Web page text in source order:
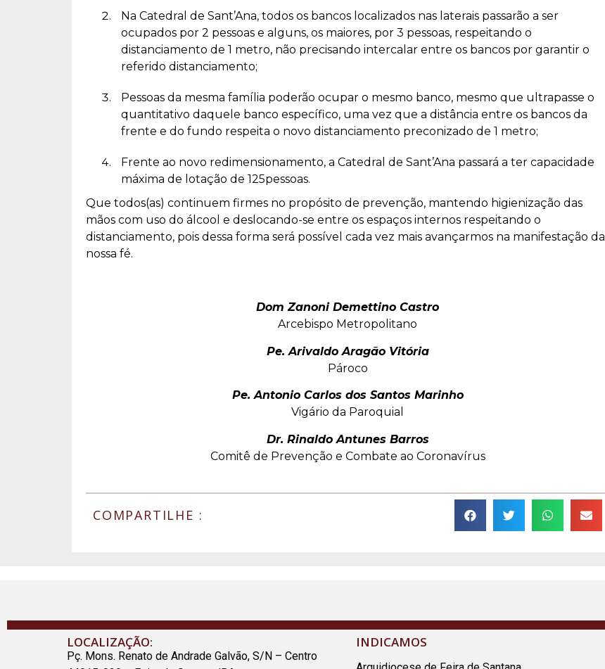
Na Catedral de Sant’Ana, todos os bancos localizados nas laterais passarão a ser
ocupados por 2 pessoas e alguns, os maiores, por 3 pessoas, respeitando o
distanciamento de 1 metro, não precisando intercalar entre os bancos por garantir o
referido distanciamento;
Pessoas da mesma família poderão ocupar o mesmo banco, mesmo que ultrapasse o
quantitativo daquele banco específico, uma vez que a distância entre os bancos da
frente e do fundo respeita o novo distanciamento preconizado de 1 metro;
Frente ao novo redimensionamento, a Catedral de Sant’Ana passará a ter capacidade
máxima de lotação de 125pessoas.
Que todos(as) continuem firmes no propósito de prevenção, mantendo higienização das
mãos com uso do álcool e deslocando-se entre os espaços internos respeitando o
distanciamento, pois dessa forma será possível cada vez mais avançarmos na manifestação da
nossa fé.
Dom Zanoni Demettino Castro
Arcebispo Metropolitano
Pe. Arivaldo Aragão Vitória
Pároco
Pe. Antonio Carlos dos Santos Marinho
Vigário da Paroquial
Dr. Rinaldo Antunes Barros
Comitê de Prevenção e Combate ao Coronavírus
COMPARTILHE :
LOCALIZAÇÃO:
Pç. Mons. Renato de Andrade Galvão, S/N – Centro
INDICAMOS